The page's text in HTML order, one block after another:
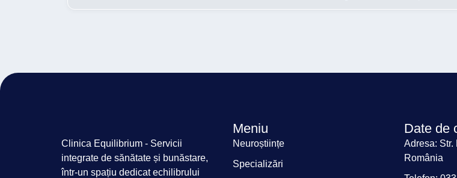
Clinica Equilibrium - Servicii
integrate de sănătate și bunăstare,
într-un spațiu dedicat echilibrului
Meniu
Neuroștiințe
Specializări
Date de
Adresa: Str.
România